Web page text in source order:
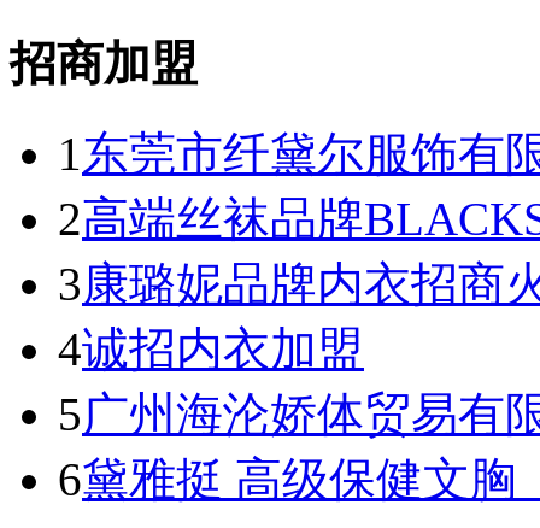
招商加盟
1东莞市纤黛尔服饰有
2高端丝袜品牌
3康璐妮品牌内衣招商
4诚招内衣加盟
5广州海沦娇体贸易有
6黛雅挺 高级保健文胸